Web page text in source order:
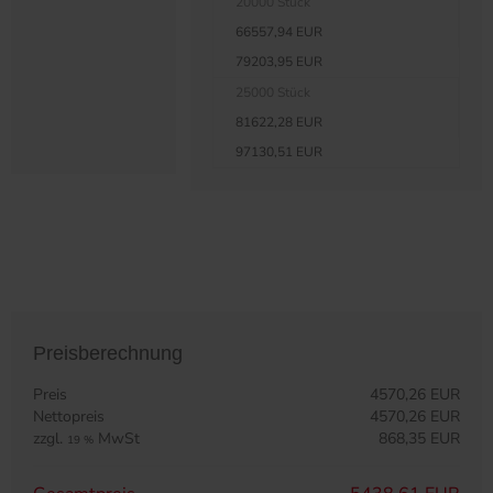
66557,94 EUR
79203,95 EUR
81622,28 EUR
97130,51 EUR
Preisberechnung
Preis
4570,26 EUR
Nettopreis
4570,26 EUR
zzgl. 19 % MwSt 868,35 EUR